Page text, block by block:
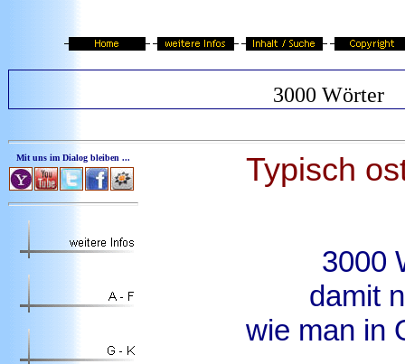
3000 Wörter
Mit uns im Dialog bleiben ... Typisch
3000
damit
wie man in